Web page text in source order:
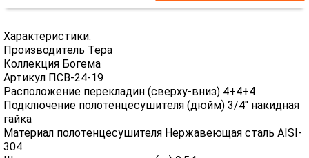
Характеристики:
Производитель Тера
Коллекция Богема
Артикул ПСВ-24-19
Расположение перекладин (сверху-вниз) 4+4+4
Подключение полотенцесушителя (дюйм) 3/4" накидная
гайка
Материал полотенцесушителя Нержавеющая сталь AISI-
304